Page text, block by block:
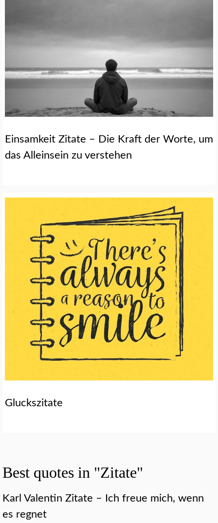
Einsamkeit Zitate – Die Kraft der Worte, um
das Alleinsein zu verstehen
Gluckszitate
Best quotes in "Zitate"
Karl Valentin Zitate – Ich freue mich, wenn
es regnet